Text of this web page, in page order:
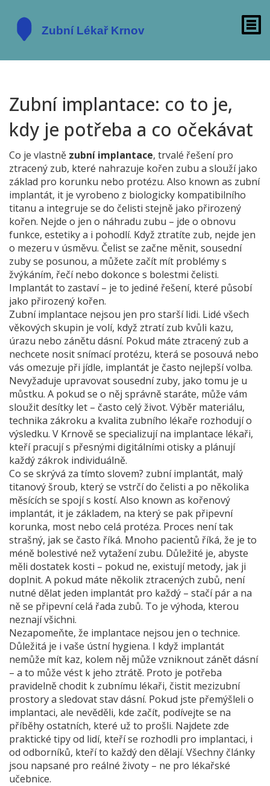
Zubní implantace: co to je,
kdy je potřeba a co očekávat
Co je vlastně zubní implantace, trvalé řešení pro
ztracený zub, které nahrazuje kořen zubu a slouží jako
základ pro korunku nebo protézu. Also known as zubní
implantát, it je vyrobeno z biologicky kompatibilního
titanu a integruje se do čelisti stejně jako přirozený
kořen. Nejde o jen o náhradu zubu – jde o obnovu
funkce, estetiky a i pohodlí. Když ztratíte zub, nejde jen
o mezeru v úsměvu. Čelist se začne měnit, sousední
zuby se posunou, a můžete začít mít problémy s
žvýkáním, řečí nebo dokonce s bolestmi čelisti.
Implantát to zastaví – je to jediné řešení, které působí
jako přirozený kořen.
Zubní implantace nejsou jen pro starší lidi. Lidé všech
věkových skupin je volí, když ztratí zub kvůli kazu,
úrazu nebo zánětu dásní. Pokud máte ztracený zub a
nechcete nosit snímací protézu, která se posouvá nebo
vás omezuje při jídle, implantát je často nejlepší volba.
Nevyžaduje upravovat sousední zuby, jako tomu je u
můstku. A pokud se o něj správně staráte, může vám
sloužit desítky let – často celý život. Výběr materiálu,
technika zákroku a kvalita zubního lékaře rozhodují o
výsledku. V Krnově se specializují na implantace lékaři,
kteří pracují s přesnými digitálními otisky a plánují
každý zákrok individuálně.
Co se skrývá za tímto slovem? zubní implantát, malý
titanový šroub, který se vstrčí do čelisti a po několika
měsících se spojí s kostí. Also known as kořenový
implantát, it je základem, na který se pak připevní
korunka, most nebo celá protéza. Proces není tak
strašný, jak se často říká. Mnoho pacientů říká, že je to
méně bolestivé než vytažení zubu. Důležité je, abyste
měli dostatek kosti – pokud ne, existují metody, jak ji
doplnit. A pokud máte několik ztracených zubů, není
nutné dělat jeden implantát pro každý – stačí pár a na
ně se připevní celá řada zubů. To je výhoda, kterou
neznají všichni.
Nezapomeňte, že implantace nejsou jen o technice.
Důležitá je i vaše ústní hygiena. I když implantát
nemůže mít kaz, kolem něj může vzniknout zánět dásní
– a to může vést k jeho ztrátě. Proto je potřeba
pravidelně chodit k zubnímu lékaři, čistit mezizubní
prostory a sledovat stav dásní. Pokud jste přemýšleli o
implantaci, ale nevěděli, kde začít, podívejte se na
příběhy ostatních, které už to prošli. Najdete zde
praktické tipy od lidí, kteří se rozhodli pro implantaci, i
od odborníků, kteří to každý den dělají. Všechny články
jsou napsané pro reálné životy – ne pro lékařské
učebnice.